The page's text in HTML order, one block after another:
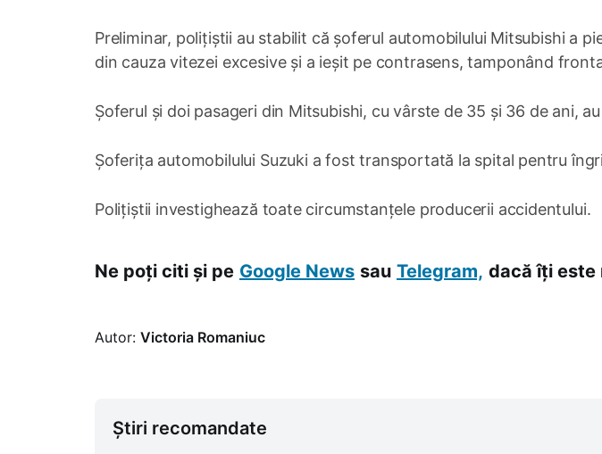
Preliminar, polițiștii au stabilit că șoferul automobilului Mitsubishi a
din cauza vitezei excesive și a ieșit pe contrasens, tamponând
Șoferul și doi pasageri din Mitsubishi, cu vârste de 35 și 36 de ani,
Șoferița automobilului Suzuki a fost transportată la spital pentru
Polițiștii investighează toate circumstanțele producerii accidentului.
Ne poți citi și pe Google News sau Telegram, dacă îți este
Autor: Victoria Romaniuc
Știri recomandate